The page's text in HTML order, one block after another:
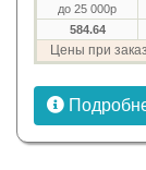
до 25 000р
584.64
Цены при